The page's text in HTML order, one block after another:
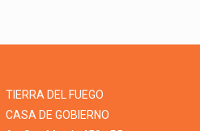
TIERRA DEL FUEGO
CASA DE GOBIERNO